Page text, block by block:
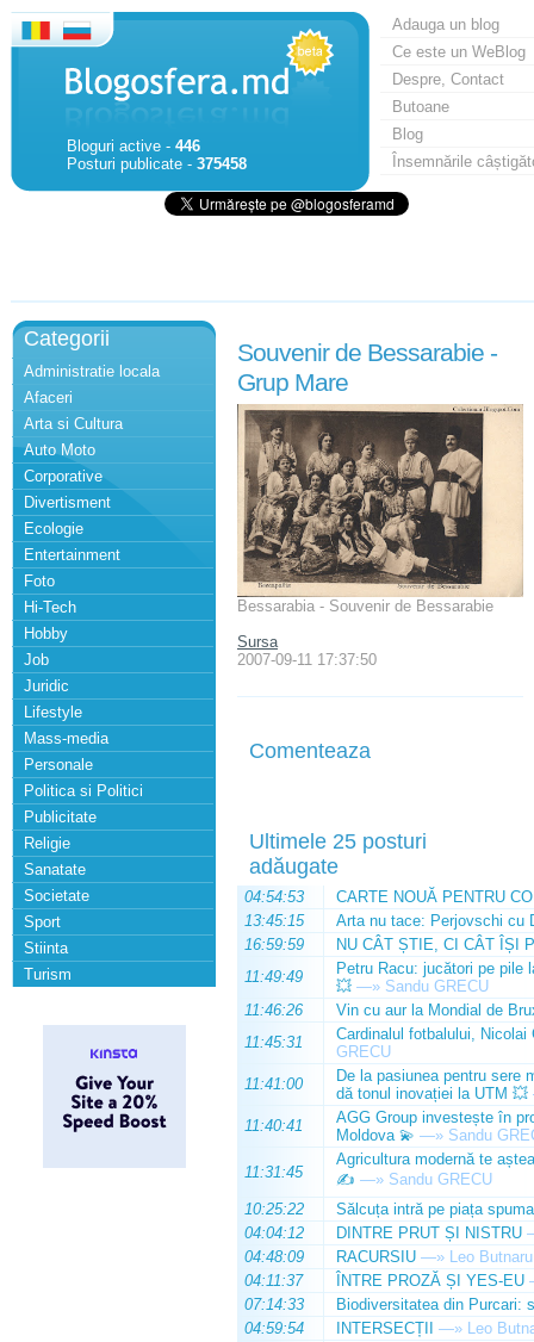
Bloguri active - 446
Posturi publicate - 375458
Adauga un blog
Ce este un WeBlog
Despre, Contact
Butoane
Blog
Însemnările
Categorii
Administratie locala
Afaceri
Arta si Cultura
Auto Moto
Corporative
Divertisment
Ecologie
Entertainment
Foto
Hi-Tech
Hobby
Job
Juridic
Lifestyle
Mass-media
Personale
Politica si Politici
Publicitate
Religie
Sanatate
Societate
Sport
Stiinta
Turism
Souvenir de Bessarabie -
Grup Mare
Bessarabia - Souvenir de Bessarabie
Sursa
2007-09-11 17:37:50
Comenteaza
Ultimele 25 posturi
adăugate
04:54:53
CARTE NOUĂ PENTRU
13:45:15
Arta nu tace: Perjovschi cu
16:59:59
NU CÂT ȘTIE, CI CÂT ÎȘI
11:49:49
Petru Racu: jucători pe pile
💥 —» Sandu GRECU
11:46:26
Vin cu aur la Mondial de
11:45:31
Cardinalul fotbalului,
GRECU
11:41:00
De la pasiunea pentru sere
dă tonul inovației la UTM 💥
11:40:41
AGG Group investește în
Moldova 💫 —» Sandu
11:31:45
Agricultura modernă te
✍️ —» Sandu GRECU
10:25:22
Sălcuța intră pe piața
04:04:12
DINTRE PRUT ȘI NISTRU
04:48:09
RACURSIU —» Leo Butnaru
04:11:37
ÎNTRE PROZĂ ȘI YES-EU
07:14:33
Biodiversitatea din Purcari:
04:59:54
INTERSECȚII —» Leo